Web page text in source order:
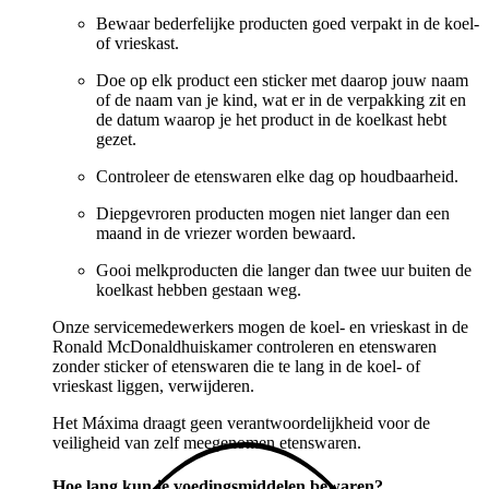
Bewaar bederfelijke producten goed verpakt in de koel-
of vrieskast.
Doe op elk product een sticker met daarop jouw naam
of de naam van je kind, wat er in de verpakking zit en
de datum waarop je het product in de koelkast hebt
gezet.
Controleer de etenswaren elke dag op houdbaarheid.
Diepgevroren producten mogen niet langer dan een
maand in de vriezer worden bewaard.
Gooi melkproducten die langer dan twee uur buiten de
koelkast hebben gestaan weg.
Onze servicemedewerkers mogen de koel- en vrieskast in de
Ronald McDonaldhuiskamer controleren en etenswaren
zonder sticker of etenswaren die te lang in de koel- of
vrieskast liggen, verwijderen.
Het Máxima draagt geen verantwoordelijkheid voor de
veiligheid van zelf meegenomen etenswaren.